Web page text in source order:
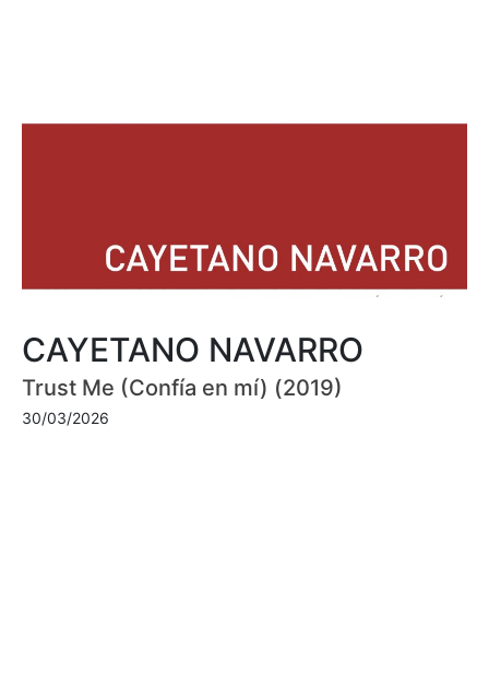
CAYETANO NAVARRO
Trust Me (Confía en mí) (2019)
30/03/2026